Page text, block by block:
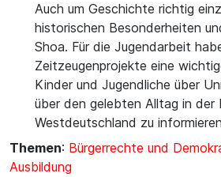
Auch um Geschichte richtig
historischen Besonderheiten
Shoa. Für die Jugendarbeit
Zeitzeugenprojekte eine
Kinder und Jugendliche über
über den gelebten Alltag in der
Westdeutschland zu
Themen: Bürgerrechte und
Ausbildung